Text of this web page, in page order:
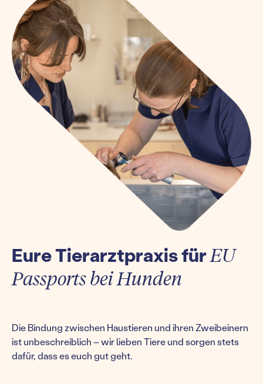
Eure Tierarztpraxis fürEU
Passports bei Hunden
Die Bindung zwischen Haustieren und ihren Zweibeinern
ist unbeschreiblich – wir lieben Tiere und sorgen stets
dafür, dass es euch gut geht.